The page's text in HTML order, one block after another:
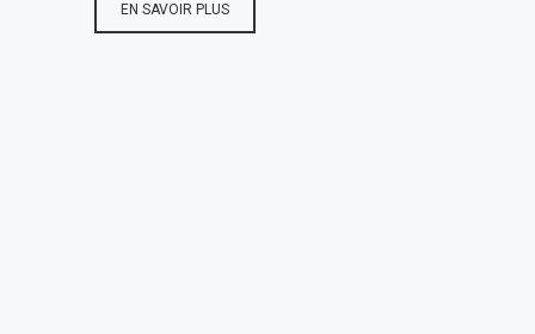
EN SAVOIR PLUS